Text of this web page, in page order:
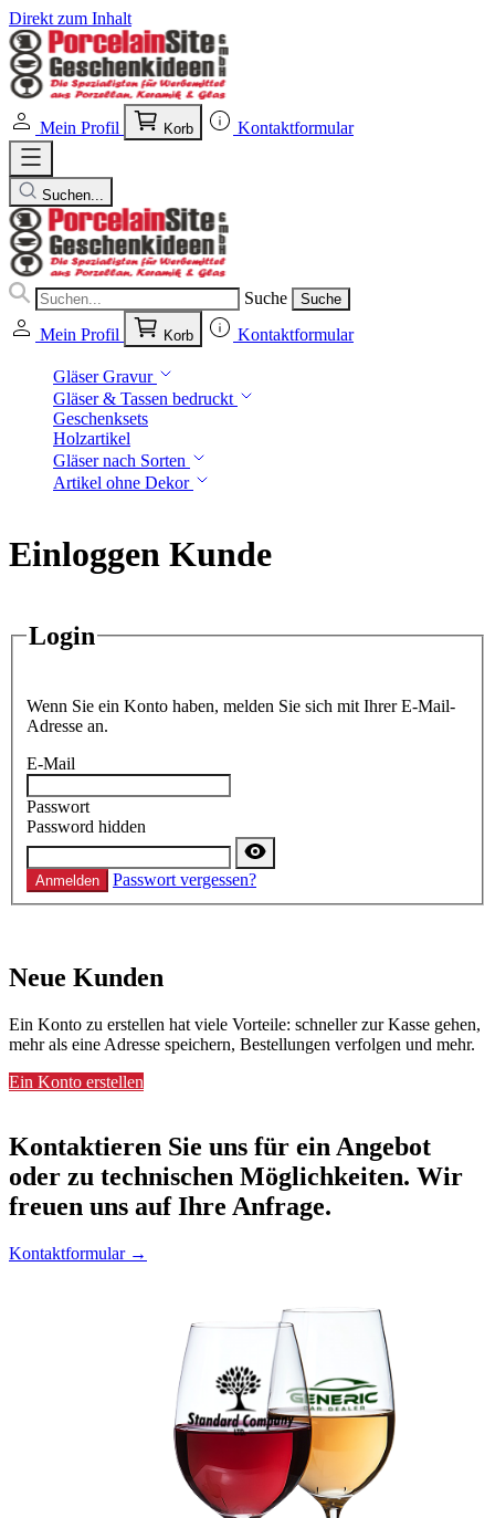
Direkt zum Inhalt
Mein Profil Korb Kontaktformular
Suchen...
Suche Suche
Mein Profil Korb Kontaktformular
Gläser Gravur
Gläser & Tassen bedruckt
Geschenksets
Holzartikel
Gläser nach Sorten
Artikel ohne Dekor
Einloggen Kunde
Login
Wenn Sie ein Konto haben, melden Sie sich mit Ihrer E-Mail-
Adresse an.
E-Mail
Passwort
Password hidden
Anmelden Passwort vergessen?
Neue Kunden
Ein Konto zu erstellen hat viele Vorteile: schneller zur Kasse gehen,
mehr als eine Adresse speichern, Bestellungen verfolgen und mehr.
Ein Konto erstellen
Kontaktieren Sie uns für ein Angebot
oder zu technischen Möglichkeiten. Wir
freuen uns auf Ihre Anfrage.
Kontaktformular →